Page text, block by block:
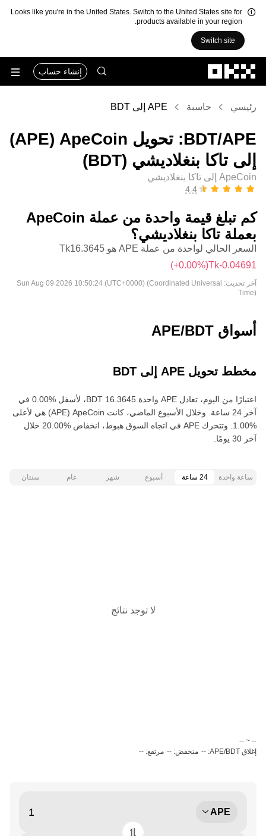
Looks like you're in the United States. Switch to the United States site for
products available in your region.
Switch site
إنشاء حساب
رئيسي حاسبة APE إلى BDT
‏APE/‏BDT: تحويل ‏ApeCoin (‏APE)
إلى ‏تاكا بنغلاديشي (‏BDT)
ApeCoin إلى تاكا بنغلاديشي
كم تبلغ قيمة واحدة من عملة ‏ApeCoin
بعملة ‏تاكا بنغلاديشي؟
السعر الحالي لواحدة من عملة APE هو ‏‎‏‎16.3645‏‏Tk‏
(‏‎+0.00‎%‎‏)
آخر تحديث: Sun Aug 09 2026 10:50:24 (UTC+0000) (Coordinated Universal
Time)
أسواق APE/BDT
مخطط تحويل APE إلى BDT
اعتبارًا من اليوم، تعادل APE واحدة ‏‎‏‎16.3645‏‏ BDT‏، لأسفل‏ ‏‎0.00‎%‎‏ في
آخر 24 ساعة. وخلال الأسبوع الماضي، كانت ApeCoin‏ (APE) هي لأعلى‏
‏‎1.00‎%‎‏. وتتحرك APE في اتجاه السوق هبوط‏، انخفاض‏ ‏‎20.00‎%‎‏ خلال
آخر 30 يومًا.
ساعة واحدة 24 ساعة أسبوع شهر عام سنتان
لا توجد نتائج
‏-- ~ ‎--‏
إغلاق APE/BDT: --
منخفض: -- مرتفع: --
APE